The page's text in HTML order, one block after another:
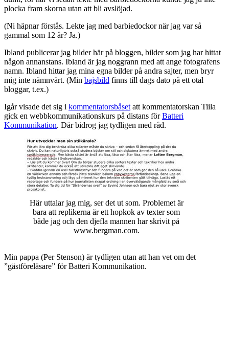
plocka fram skorna utan att bli avslöjad.
(Ni häpnar förstås. Lekte jag med barbiedockor när jag var så
gammal som 12 år? Ja.)
Ibland publicerar jag bilder här på bloggen, bilder som jag har hittat
någon annanstans. Ibland är jag noggrann med att ange fotografens
namn. Ibland hittar jag mina egna bilder på andra sajter, men bryr
mig inte nämnvärt. (Min bajsbild finns till dags dato på ett otal
bloggar, t.ex.)
Igår visade det sig i kommentatorsbåset att kommentatorskan Tiila
gick en webbkommunikationskurs på distans förBatteri
Kommunikation. Där bidrog jag tydligen med råd.
Här uttalar jag mig, ser det ut som. Problemet är
bara att replikerna är ett hopkok av texter som
både jag och den djefla mannen har skrivit på
www.bergman.com.
Min pappa (Per Stenson) är tydligen utan att han vet om det
”gästföreläsare” för Batteri Kommunikation.